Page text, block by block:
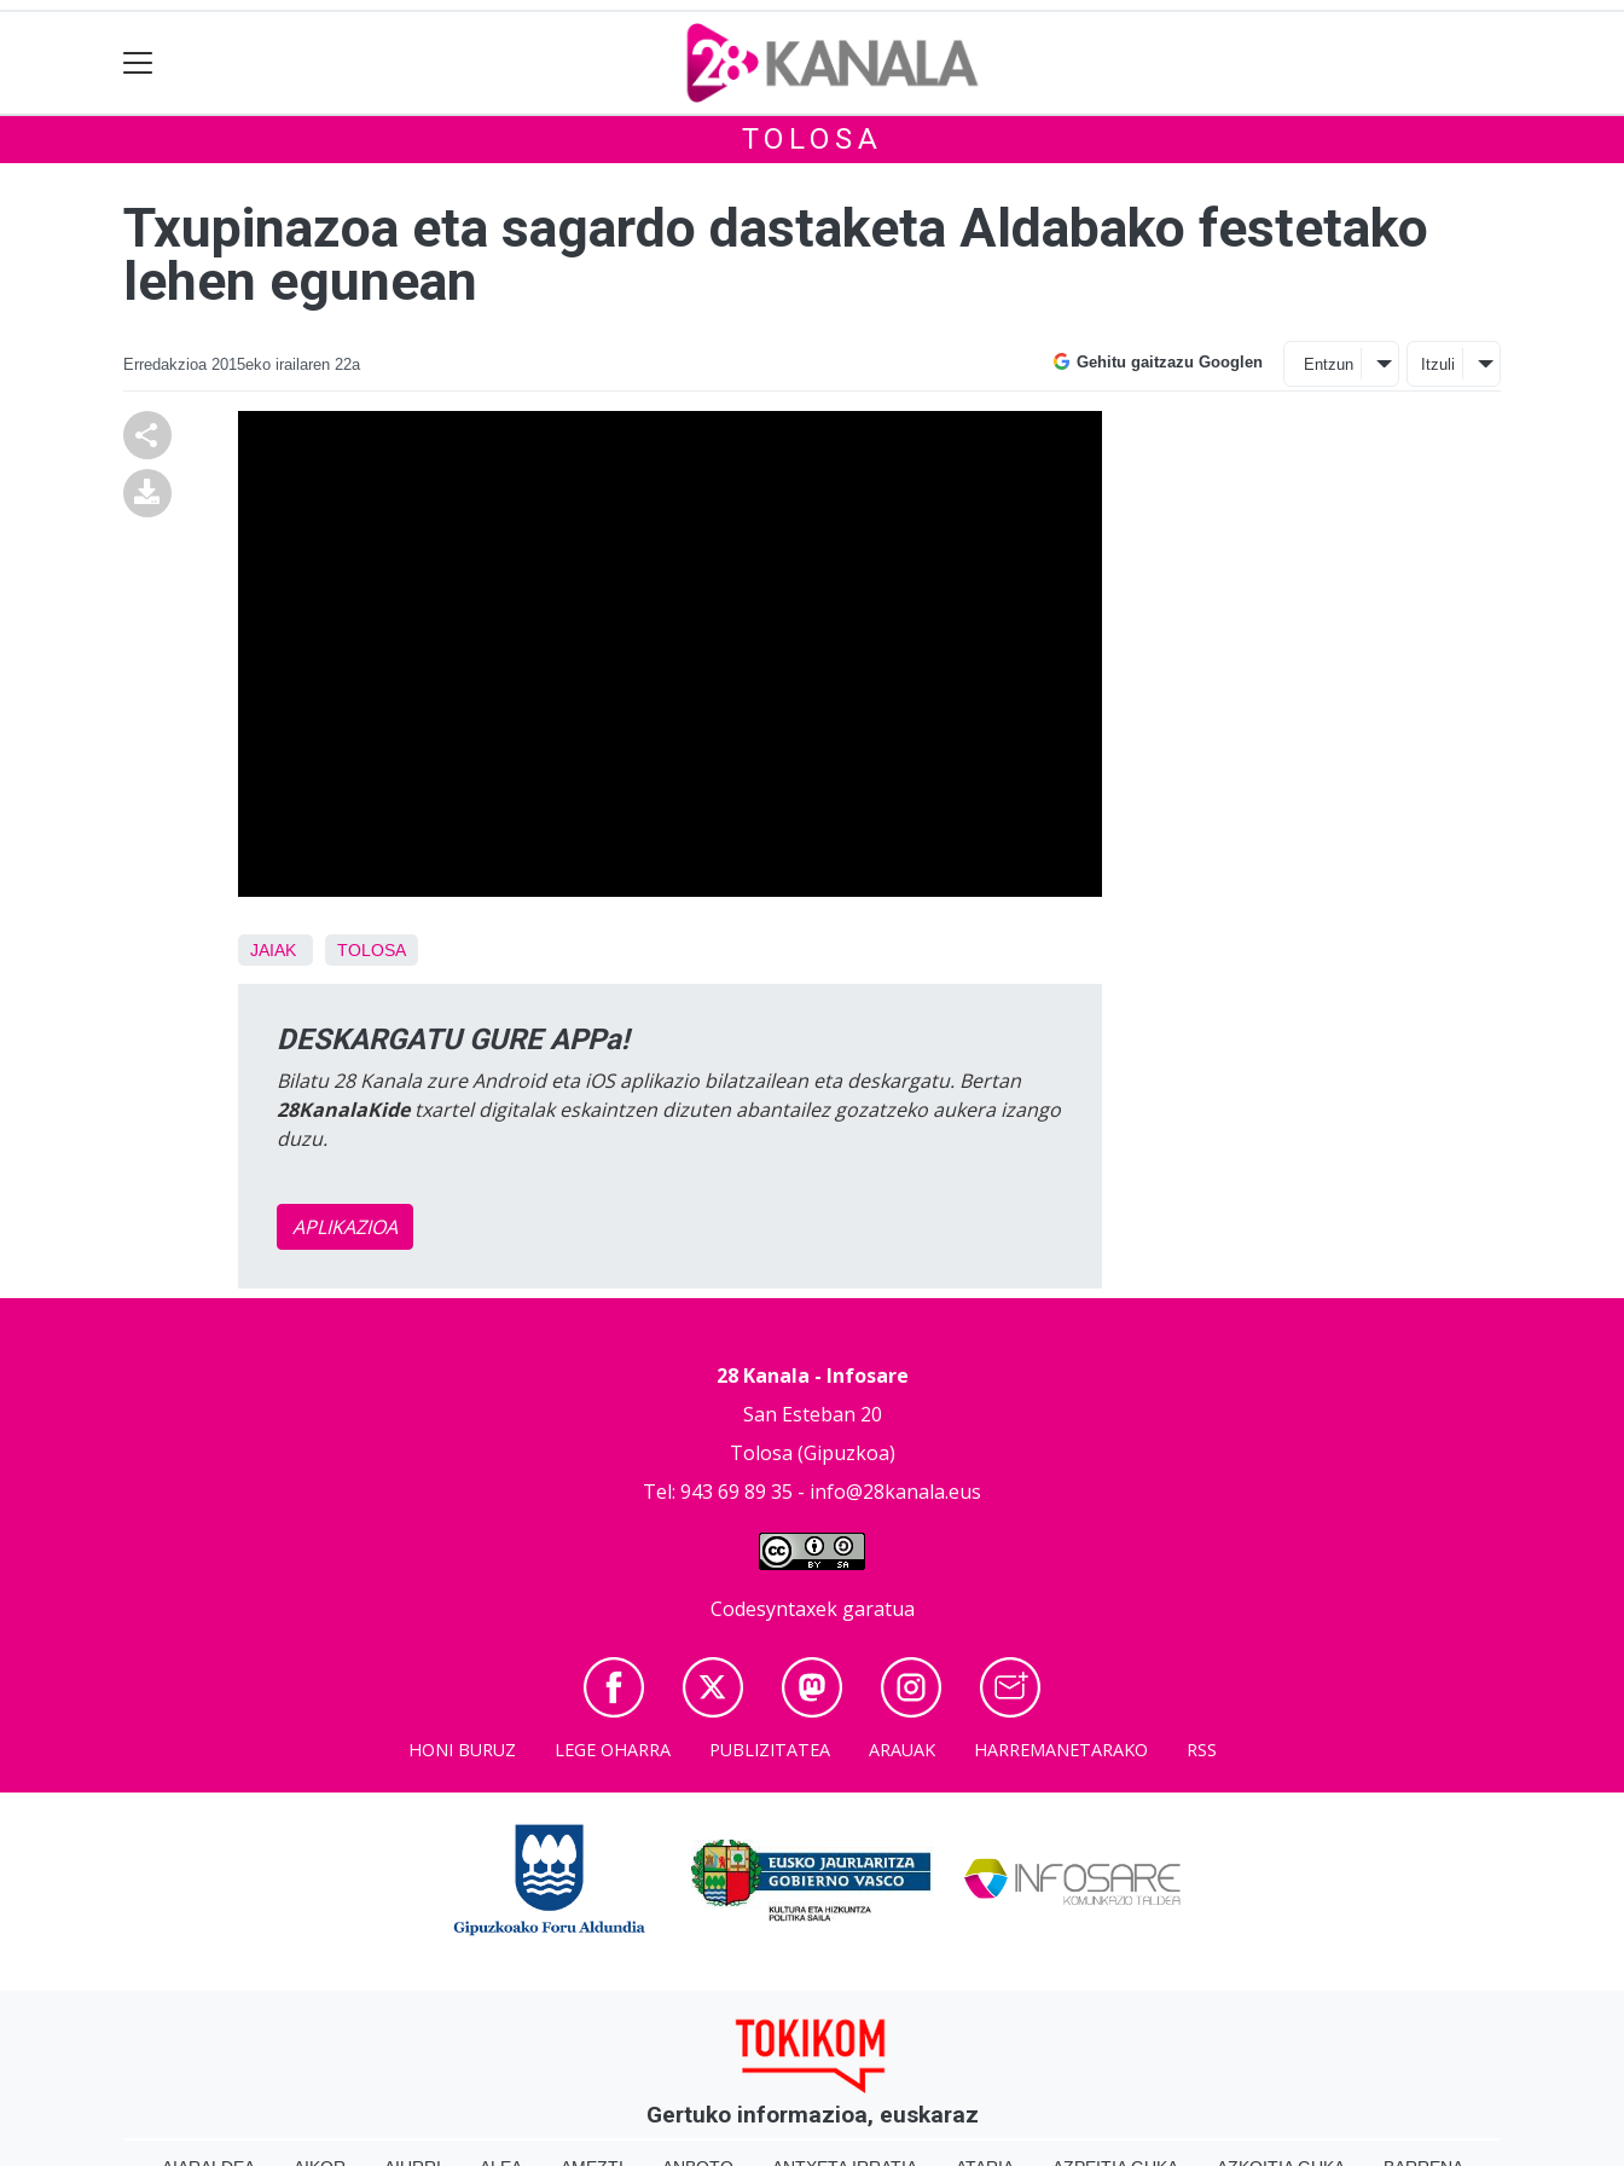
TOLOSA
Txupinazoa eta sagardo dastaketa Aldabako festetako
lehen egunean
Erredakzioa 2015eko irailaren 22a Gehitu gaitzazu Googlen Entzun Itzuli
JAIAK TOLOSA
DESKARGATU GURE APPa!
Bilatu 28 Kanala zure Android eta iOS aplikazio bilatzailean eta deskargatu. Bertan
28KanalaKidetxartel digitalak eskaintzen dizuten abantailez gozatzeko aukera izango
duzu.
APLIKAZIOA
28 Kanala - Infosare
San Esteban 20
Tolosa (Gipuzkoa)
Tel: 943 69 89 35 - info@28kanala.eus
Codesyntaxek garatua
HONI BURUZ LEGE OHARRA PUBLIZITATEA ARAUAK HARREMANETARAKO RSS
Gertuko informazioa, euskaraz